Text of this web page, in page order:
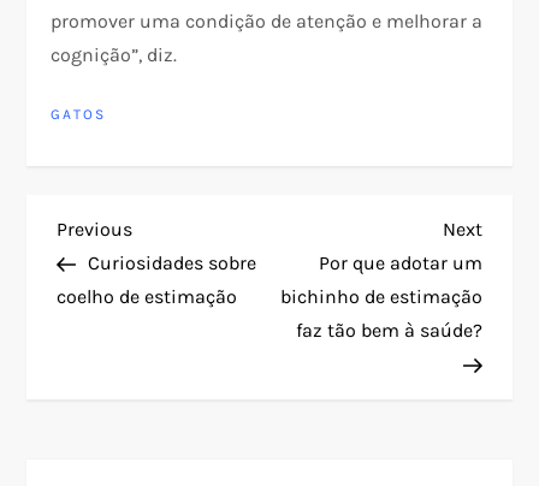
promover uma condição de atenção e melhorar a
cognição”, diz.
GATOS
N
a
Previous
Post
Previous
Curiosidades sobre
coelho de estimação
Next
Post
Next
Por que adotar um
bichinho de estimação
faz tão bem à saúde?